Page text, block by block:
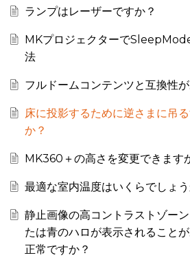
ランプはレーザーですか？
MKプロジェクターで
法
フルドームコンテンツと互換性
床に投影するために逆さまに吊
か？
MK360＋の高さを変更できます
最適な室内温度はいくらでしょう
静止画像の高コントラストゾー
たは青のハロが表示されること
正常ですか？